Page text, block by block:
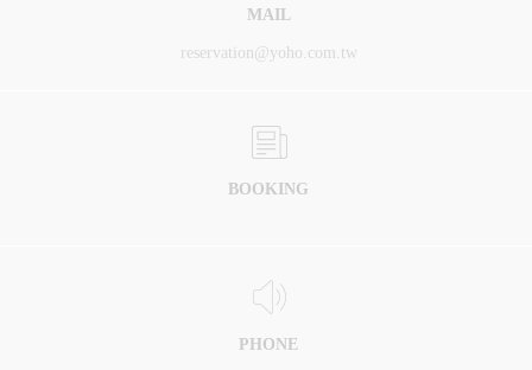
MAIL
reservation@yoho.com.tw
BOOKING
PHONE